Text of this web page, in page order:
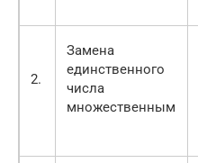
2.
Замена
единственного
числа
множественным